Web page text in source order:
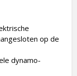
op de
dynamo-